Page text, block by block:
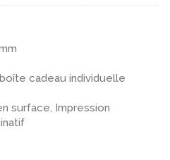
cadeau individuelle
surface, Impression